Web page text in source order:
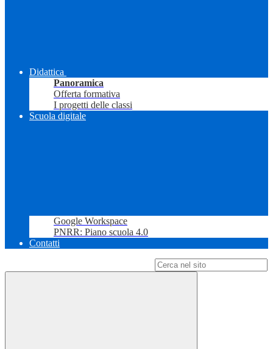
Didattica
Panoramica
Offerta formativa
I progetti delle classi
Scuola digitale
Google Workspace
PNRR: Piano scuola 4.0
Contatti